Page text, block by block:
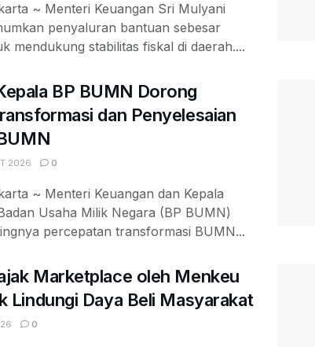
~ Menteri Keuangan Sri Mulyani
penyaluran bantuan sebesar
mendukung stabilitas fiskal di daerah....
BP BUMN Dorong
dan Penyelesaian
2026 0
~ Menteri Keuangan dan Kepala
Usaha Milik Negara (BP BUMN)
percepatan transformasi BUMN...
Marketplace oleh Menkeu
Lindungi Daya Beli Masyarakat
0